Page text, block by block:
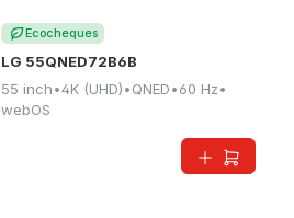
Ecocheques
LG 55QNED72B6B
55 inch•4K (UHD)•QNED•60 Hz•
webOS